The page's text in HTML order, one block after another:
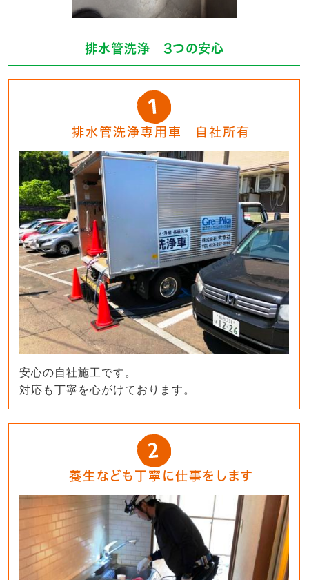
排水管洗浄 3つの安心
排水管洗浄専用車 自社所有
安心の自社施工です。
対応も丁寧を心がけております。
養生なども丁寧に仕事をします